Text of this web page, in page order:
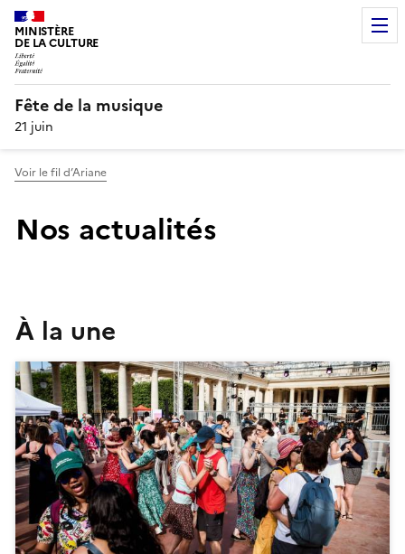
MINISTÈRE
DE LA CULTURE
Fête de la musique
21 juin
Voir le fil d’Ariane
Nos actualités
À la une